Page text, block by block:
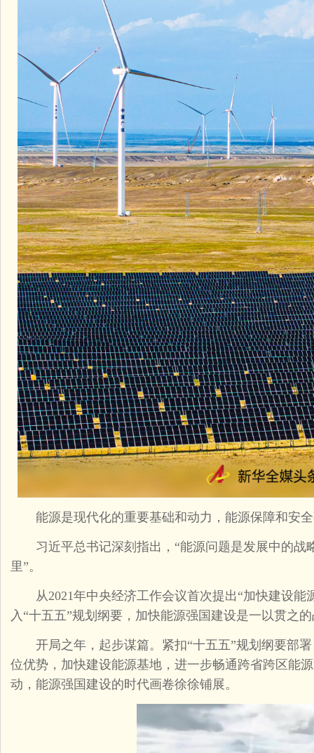
能源是现代化的重要基础和动力，能源保障和安全
习近平总书记深刻指出，“能源问题是发展中的战
里”。
从2021年中央经济工作会议首次提出“加快建设能
入“十五五”规划纲要，加快能源强国建设是一以贯之
开局之年，起步谋篇。紧扣“十五五”规划纲要部署
位优势，加快建设能源基地，进一步畅通跨省跨区能
动，能源强国建设的时代画卷徐徐铺展。